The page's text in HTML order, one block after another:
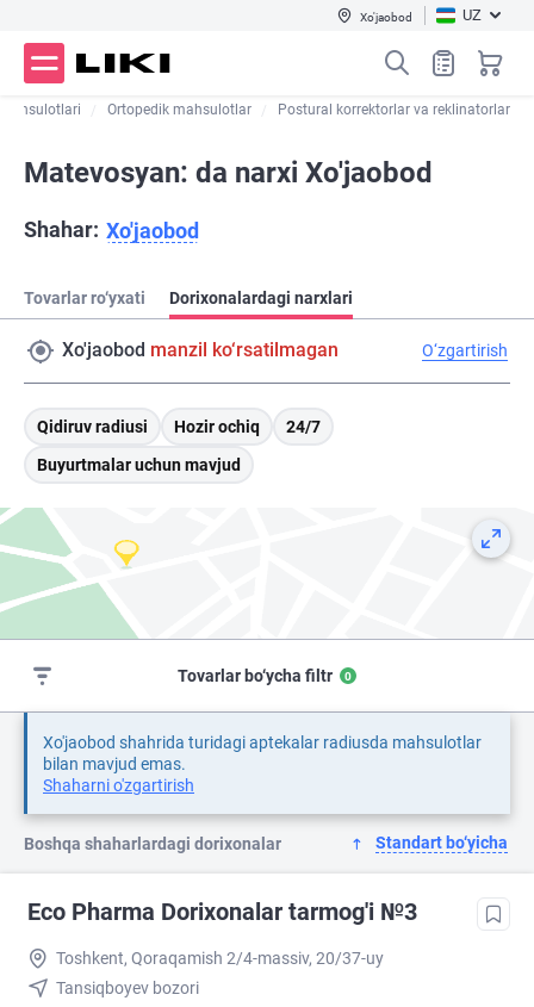
Xo'jaobod UZ
Ortopedik mahsulotlar Postural korrektorlar va reklinatorlar
Matevosyan: da narxi Xo'jaobod
Shahar: Xo'jaobod
Tovarlar ro‘yxati Dorixonalardagi narxlari
Xo'jaobod manzil ko‘rsatilmagan O‘zgartirish
Qidiruv radiusi Hozir ochiq
24/7
Buyurtmalar uchun mavjud
Tovarlar bo‘ycha filtr 0
Xo'jaobod shahrida turidagi aptekalar radiusda mahsulotlar
bilan mavjud emas.
Shaharni o'zgartirish
Boshqa shaharlardagi dorixonalar Standart bo‘yicha
Eco Pharma Dorixonalar tarmog'i №3
Toshkent, Qoraqamish 2/4-massiv, 20/37-uy
Tansiqboyev bozori